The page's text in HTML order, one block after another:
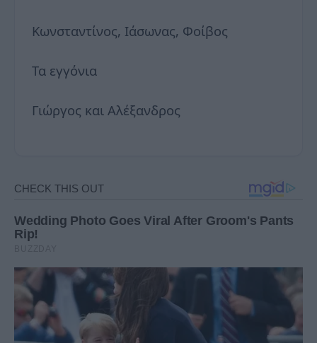
Κωνσταντίνος, Ιάσωνας, Φοίβος
Τα εγγόνια
Γιώργος και Αλέξανδρος